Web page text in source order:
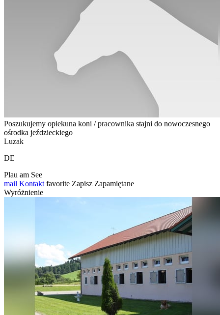
Poszukujemy opiekuna koni / pracownika stajni do nowoczesnego
ośrodka jeździeckiego
Luzak
DE
Plau am See
mail Kontakt favorite Zapisz Zapamiętane
Wyróżnienie